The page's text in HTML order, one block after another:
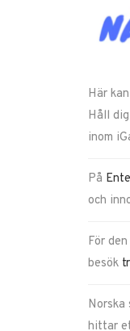
Här
Håll
inom
På
och
För
besök
Norska
hittar